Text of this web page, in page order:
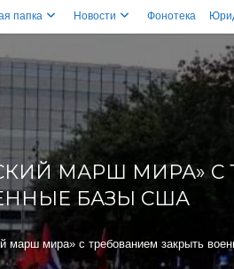
папка Новости Фонотека
МАРШ МИРА» С
БАЗЫ США
марш мира» с требованием закрыть